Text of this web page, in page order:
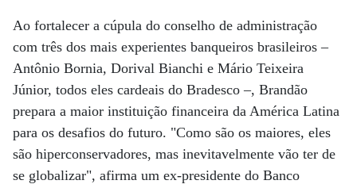
Ao fortalecer a cúpula do conselho de administração
com três dos mais experientes banqueiros brasileiros –
Antônio Bornia, Dorival Bianchi e Mário Teixeira
Júnior, todos eles cardeais do Bradesco –, Brandão
prepara a maior instituição financeira da América Latina
para os desafios do futuro. "Como são os maiores, eles
são hiperconservadores, mas inevitavelmente vão ter de
se globalizar", afirma um ex-presidente do Banco